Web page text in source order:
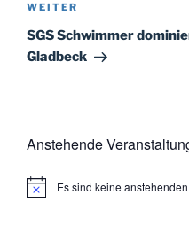
Nächster
Beitrag
WEITER
SGS Schwimmer
Gladbeck
Anstehende
H
Es sind keine